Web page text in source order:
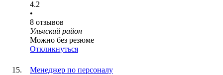
4.2
•
8 отзывов
Ульчский район
Можно без резюме
Откликнуться
Менеджер по персоналу